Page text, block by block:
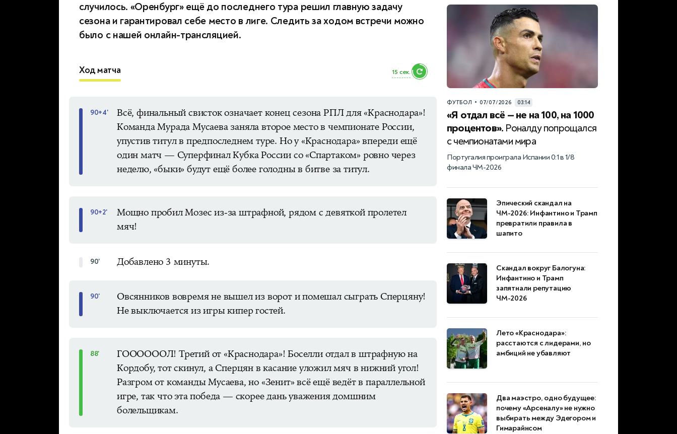
случилось. «Оренбург» ещё до последнего тура решил главную задачу
сезона и гарантировал себе место в лиге. Следить за ходом встречи можно
было с нашей онлайн-трансляцией.
Ход матча 14 сек.
90+4'
Всё, финальный свисток означает конец сезона РПЛ для «Краснодара»!
Команда Мурада Мусаева заняла второе место в чемпионате России,
упустив титул в предпоследнем туре. Но у «Краснодара» впереди ещё
один матч — Суперфинал Кубка России со «Спартаком» ровно через
неделю, «быки» будут ещё более голодны в битве за титул.
90+2'
Мощно пробил Мозес из-за штрафной, рядом с девяткой пролетел
мяч!
90' Добавлено 3 минуты.
90'
Овсянников вовремя не вышел из ворот и помешал сыграть Сперцяну!
Не выключается из игры кипер гостей.
88'
ГООООООЛ! Третий от «Краснодара»! Боселли отдал в штрафную на
Кордобу, тот скинул, а Сперцян в касание уложил мяч в нижний угол!
Разгром от команды Мусаева, но «Зенит» всё ещё ведёт в параллельной
игре, так что эта победа — скорее дань уважения домшним
болельщикам.
ФУТБОЛ • 07/07/2026 03:14
«Я отдал всё — не на 100, на 1000
процентов». Роналду попрощался
с чемпионатами мира
Португалия проиграла Испании 0:1 в 1/8
финала ЧМ-2026
Эпический скандал на
ЧМ-2026: Инфантино и Трамп
превратили правила в
шапито
Скандал вокруг Балогуна:
Инфантино и Трамп
запятнали репутацию
ЧМ-2026
Лето «Краснодара»:
расстаются с лидерами, но
амбиций не убавляют
Два маэстро, одно будущее:
почему «Арсеналу» не нужно
выбирать между Эдегором и
Гимарайнсом